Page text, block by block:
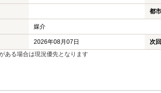
都
媒介
2026年08月07日 次
ある場合は現況優先となります